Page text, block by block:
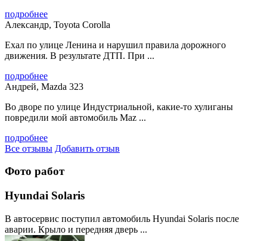
подробнее
Александр, Toyota Corolla
Ехал по улице Ленина и нарушил правила дорожного
движения. В результате ДТП. При ...
подробнее
Андрей, Mazda 323
Во дворе по улице Индустриальной, какие-то хулиганы
повредили мой автомобиль Maz ...
подробнее
Все отзывы Добавить отзыв
Фото работ
Hyundai Solaris
В автосервис поступил автомобиль Hyundai Solaris после
аварии. Крыло и передняя дверь ...